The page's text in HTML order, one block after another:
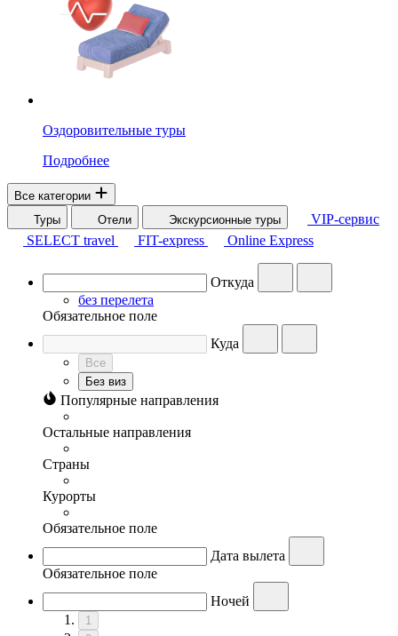
Оздоровительные туры
Подробнее
Все категории
Туры
Отели Экскурсионные туры
VIP-сервис
SELECT travel
FIT-express Online Express
Откуда
без перелета
Обязательное поле
Куда
Все
Без виз
Популярные направления
Остальные направления
Страны
Курорты
Обязательное поле
Дата вылета
Обязательное поле
Ночей
1